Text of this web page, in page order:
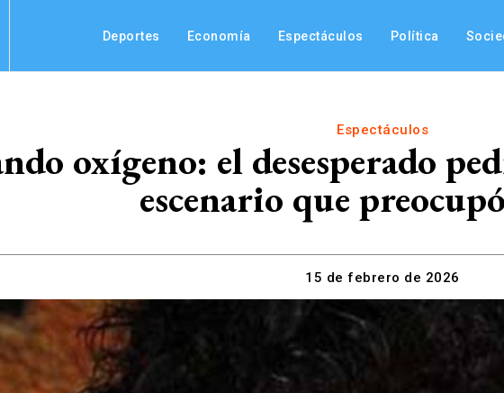
Deportes Economía Espectáculos Política
Espectáculos
oxígeno: el desesperado
escenario que
15 de febrero de 2026